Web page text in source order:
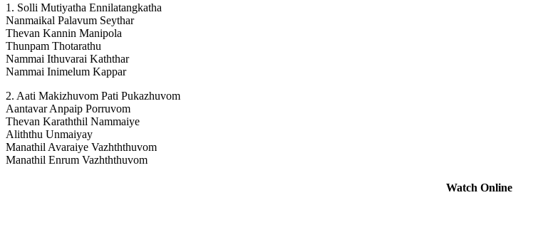
1. Solli Mutiyatha Ennilatangkatha
Nanmaikal Palavum Seythar
Thevan Kannin Manipola
Thunpam Thotarathu
Nammai Ithuvarai Kaththar
Nammai Inimelum Kappar
2. Aati Makizhuvom Pati Pukazhuvom
Aantavar Anpaip Porruvom
Thevan Karaththil Nammaiye
Aliththu Unmaiyay
Manathil Avaraiye Vazhththuvom
Manathil Enrum Vazhththuvom
Watch Online